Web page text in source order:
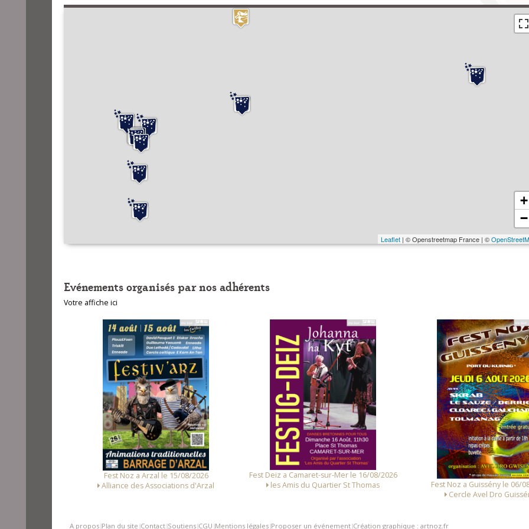
+
−
Leaflet| © Openstreetmap France | ©
Evénements organisés par nos adhérents
Votre affiche ici
Fest Noz a Arzal le 15/08/2026
Alliance des Associations d'Arzal
Fest Deiz a Camaret-sur-Mer le 16/08/2026
les Amis du Quartier St Thomas
Fest Noz a Guissény le 06/
Cercle Avel Dro
A propos Plan du site Contact Soutiens CGU Mentions légales Proposer un événement Création graphique : artnoz.fr